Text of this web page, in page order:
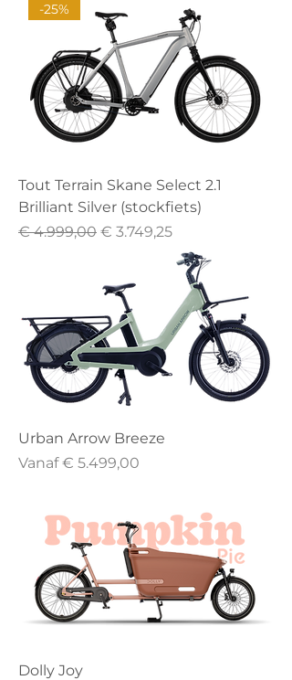
-25%
Tout Terrain Skane Select 2.1
Brilliant Silver (stockfiets)
Normale prijs
€ 4.999,00 Verkoopprijs
€ 3.749,25
Urban Arrow Breeze
Vanaf€ 5.499,00
Verkoopprijs
Dolly Joy